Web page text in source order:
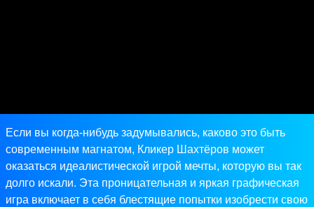
Если вы когда-нибудь задумывались, каково это быть
современным магнатом, Кликер Шахтёров может
оказаться идеалистической игрой мечты, которую вы так
долго искали. Эта проницательная и яркая графическая
игра включает в себя блестящие попытки изобрести свою